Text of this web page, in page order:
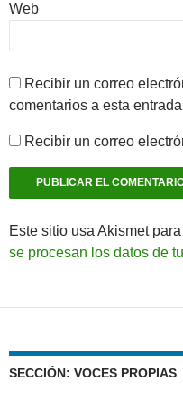
Web
Recibir un correo
comentarios a esta
Recibir un correo
Este sitio usa Akismet
se procesan los datos de
SECCIÓN: VOCES PROPIAS